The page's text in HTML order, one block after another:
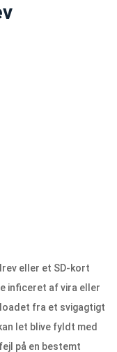
eller et SD-kort
inficeret af vira eller
fra et svigagtigt
let blive fyldt med
på en bestemt